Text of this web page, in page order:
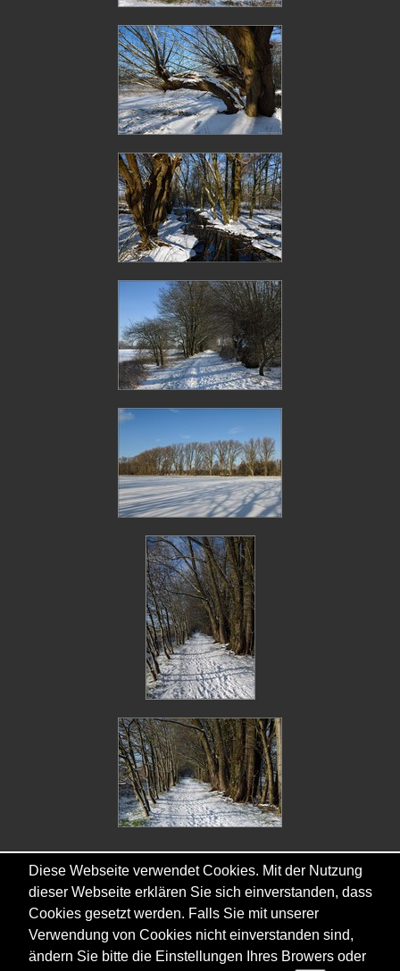
Copyright © - 2026 - Gordana & Ralf Kistowski
Diese Webseite verwendet Cookies. Mit der Nutzung
dieser Webseite erklären Sie sich einverstanden, dass
Cookies gesetzt werden. Falls Sie mit unserer
Verwendung von Cookies nicht einverstanden sind,
ändern Sie bitte die Einstellungen Ihres Browers oder